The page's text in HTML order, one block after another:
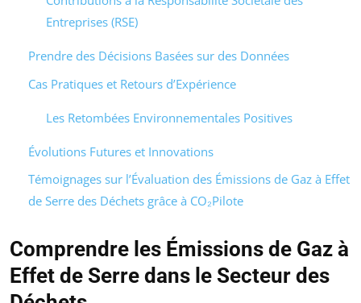
Entreprises (RSE)
Prendre des Décisions Basées sur des Données
Cas Pratiques et Retours d’Expérience
Les Retombées Environnementales Positives
Évolutions Futures et Innovations
Témoignages sur l’Évaluation des Émissions de Gaz à Effet
de Serre des Déchets grâce à CO₂Pilote
Comprendre les Émissions de Gaz à
Effet de Serre dans le Secteur des